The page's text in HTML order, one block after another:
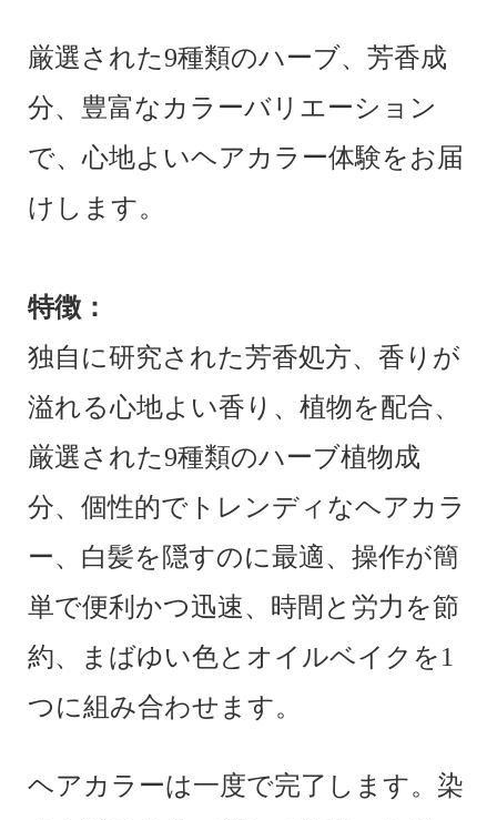
厳選された9種類のハーブ、芳香成
分、豊富なカラーバリエーション
で、心地よいヘアカラー体験をお届
けします。
特徴：
独自に研究された芳香処方、香りが
溢れる心地よい香り、植物を配合、
厳選された9種類のハーブ植物成
分、個性的でトレンディなヘアカラ
ー、白髪を隠すのに最適、操作が簡
単で便利かつ迅速、時間と労力を節
約、まばゆい色とオイルベイクを1
つに組み合わせます。
ヘアカラーは一度で完了します。染